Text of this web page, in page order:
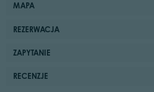
MAPA
REZERWACJA
ZAPYTANIE
RECENZJE